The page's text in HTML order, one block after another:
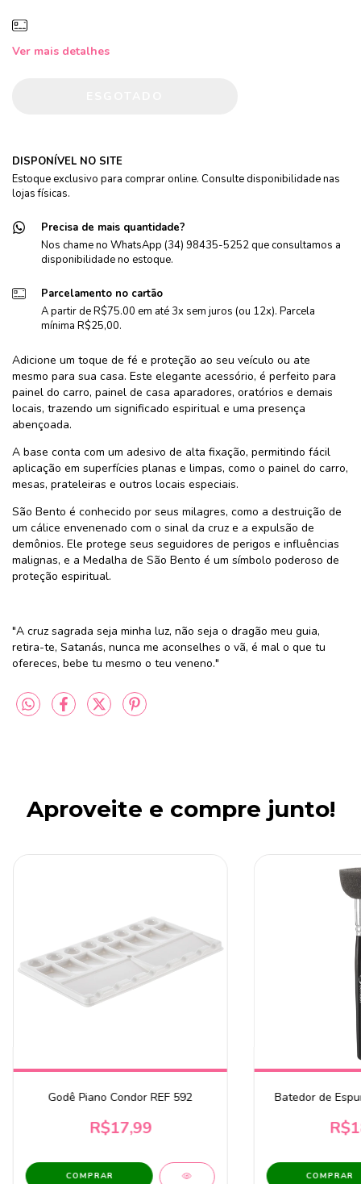
Ver mais detalhes
DISPONÍVEL NO SITE
Estoque exclusivo para comprar online. Consulte disponibilidade nas
lojas físicas.
Precisa de mais quantidade?
Nos chame no WhatsApp (34) 98435-5252 que consultamos a
disponibilidade no estoque.
Parcelamento no cartão
A partir de R$75.00 em até 3x sem juros (ou 12x). Parcela
mínima R$25,00.
Adicione um toque de fé e proteção ao seu veículo ou ate
mesmo para sua casa. Este elegante acessório, é perfeito para
painel do carro, painel de casa aparadores, oratórios e demais
locais, trazendo um significado espiritual e uma presença
abençoada.
A base conta com um adesivo de alta fixação, permitindo fácil
aplicação em superfícies planas e limpas, como o painel do carro,
mesas, prateleiras e outros locais especiais.
São Bento é conhecido por seus milagres, como a destruição de
um cálice envenenado com o sinal da cruz e a expulsão de
demônios. Ele protege seus seguidores de perigos e influências
malignas, e a Medalha de São Bento é um símbolo poderoso de
proteção espiritual.
"A cruz sagrada seja minha luz, não seja o dragão meu guia,
retira-te, Satanás, nunca me aconselhes o vã, é mal o que tu
ofereces, bebe tu mesmo o teu veneno."
Aproveite e compre junto!
Godê Piano Condor REF 592
R$17,99
Batedor de